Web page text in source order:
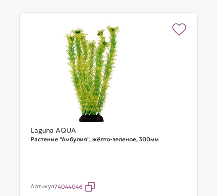
Laguna AQUA
Растение "Амбулия", жёлто-зеленое, 300мм
Артикул74044046